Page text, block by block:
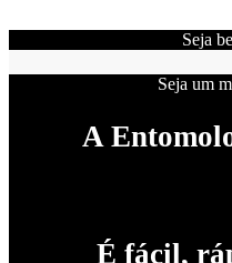
Seja
Seja um
A
É fácil,